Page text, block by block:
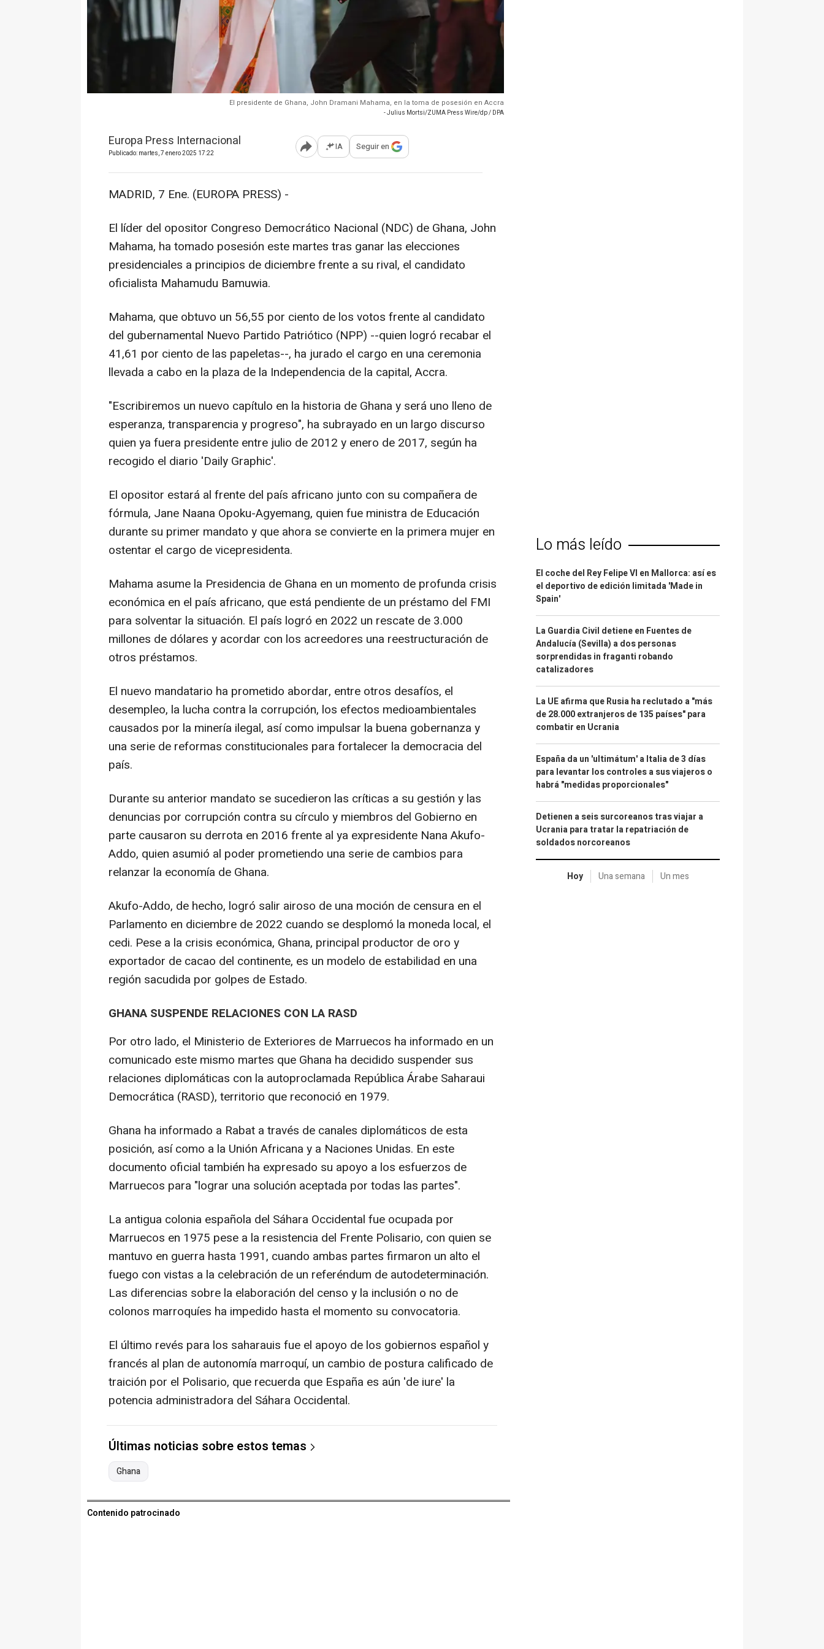
El presidente de Ghana, John Dramani Mahama, en la toma de posesión en Accra
- Julius Mortsi/ZUMA Press Wire/dp / DPA
Europa Press Internacional
Publicado: martes, 7 enero 2025 17:22 Abrir opciones para compartir
IA Seguir en
MADRID, 7 Ene. (EUROPA PRESS) -
El líder del opositor Congreso Democrático Nacional (NDC) de Ghana, John
Mahama, ha tomado posesión este martes tras ganar las elecciones
presidenciales a principios de diciembre frente a su rival, el candidato
oficialista Mahamudu Bamuwia.
Mahama, que obtuvo un 56,55 por ciento de los votos frente al candidato
del gubernamental Nuevo Partido Patriótico (NPP) --quien logró recabar el
41,61 por ciento de las papeletas--, ha jurado el cargo en una ceremonia
llevada a cabo en la plaza de la Independencia de la capital, Accra.
"Escribiremos un nuevo capítulo en la historia de Ghana y será uno lleno de
esperanza, transparencia y progreso", ha subrayado en un largo discurso
quien ya fuera presidente entre julio de 2012 y enero de 2017, según ha
recogido el diario 'Daily Graphic'.
El opositor estará al frente del país africano junto con su compañera de
fórmula, Jane Naana Opoku-Agyemang, quien fue ministra de Educación
durante su primer mandato y que ahora se convierte en la primera mujer en
ostentar el cargo de vicepresidenta.
Mahama asume la Presidencia de Ghana en un momento de profunda crisis
económica en el país africano, que está pendiente de un préstamo del FMI
para solventar la situación. El país logró en 2022 un rescate de 3.000
millones de dólares y acordar con los acreedores una reestructuración de
otros préstamos.
El nuevo mandatario ha prometido abordar, entre otros desafíos, el
desempleo, la lucha contra la corrupción, los efectos medioambientales
causados por la minería ilegal, así como impulsar la buena gobernanza y
una serie de reformas constitucionales para fortalecer la democracia del
país.
Durante su anterior mandato se sucedieron las críticas a su gestión y las
denuncias por corrupción contra su círculo y miembros del Gobierno en
parte causaron su derrota en 2016 frente al ya expresidente Nana Akufo-
Addo, quien asumió al poder prometiendo una serie de cambios para
relanzar la economía de Ghana.
Akufo-Addo, de hecho, logró salir airoso de una moción de censura en el
Parlamento en diciembre de 2022 cuando se desplomó la moneda local, el
cedi. Pese a la crisis económica, Ghana, principal productor de oro y
exportador de cacao del continente, es un modelo de estabilidad en una
región sacudida por golpes de Estado.
GHANA SUSPENDE RELACIONES CON LA RASD
Por otro lado, el Ministerio de Exteriores de Marruecos ha informado en un
comunicado este mismo martes que Ghana ha decidido suspender sus
relaciones diplomáticas con la autoproclamada República Árabe Saharaui
Democrática (RASD), territorio que reconoció en 1979.
Ghana ha informado a Rabat a través de canales diplomáticos de esta
posición, así como a la Unión Africana y a Naciones Unidas. En este
documento oficial también ha expresado su apoyo a los esfuerzos de
Marruecos para "lograr una solución aceptada por todas las partes".
La antigua colonia española del Sáhara Occidental fue ocupada por
Marruecos en 1975 pese a la resistencia del Frente Polisario, con quien se
mantuvo en guerra hasta 1991, cuando ambas partes firmaron un alto el
fuego con vistas a la celebración de un referéndum de autodeterminación.
Las diferencias sobre la elaboración del censo y la inclusión o no de
colonos marroquíes ha impedido hasta el momento su convocatoria.
El último revés para los saharauis fue el apoyo de los gobiernos español y
francés al plan de autonomía marroquí, un cambio de postura calificado de
traición por el Polisario, que recuerda que España es aún 'de iure' la
potencia administradora del Sáhara Occidental.
Últimas noticias sobre estos temas
Ghana
Contenido patrocinado
Lo más leído
El coche del Rey Felipe VI en Mallorca: así es
el deportivo de edición limitada 'Made in
Spain'
La Guardia Civil detiene en Fuentes de
Andalucía (Sevilla) a dos personas
sorprendidas in fraganti robando
catalizadores
La UE afirma que Rusia ha reclutado a "más
de 28.000 extranjeros de 135 países" para
combatir en Ucrania
España da un 'ultimátum' a Italia de 3 días
para levantar los controles a sus viajeros o
habrá "medidas proporcionales"
Detienen a seis surcoreanos tras viajar a
Ucrania para tratar la repatriación de
soldados norcoreanos
Hoy Una semana Un mes